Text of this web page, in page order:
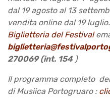
dal 19 agosto al 13
vendita online dal 19 luglio.
Biglietteria del Festival
270069 (int. 154 )
Il programma completo
di Musiica Portogruaro :